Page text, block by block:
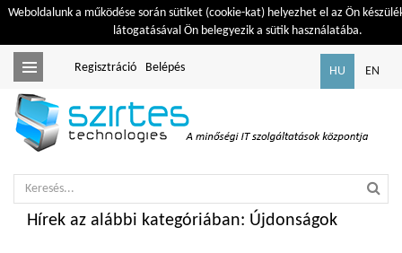
Weboldalunk a működése során sütiket (cookie-kat) helyezhet el az Ön
látogatásával Ön belegyezik a sütik használatába.
Toggle
navigation
HU EN
Regisztráció Belépés
Hírek az alábbi kategóriában: Újdonságok